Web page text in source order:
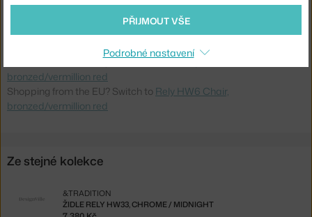
Typ:
Jídelní židle
AND-133905A068
Ste zo Slovenska? Prejdite naStolička Rely HW6,
bronzed/vermillion red
Shopping from the EU? Switch to Rely HW6 Chair,
bronzed/vermillion red
Ze stejné kolekce
ŽIDLE RELY HW33, CHROME / MIDNIGHT
&TRADITION
PŘIJMOUT VŠE
Podrobné nastavení